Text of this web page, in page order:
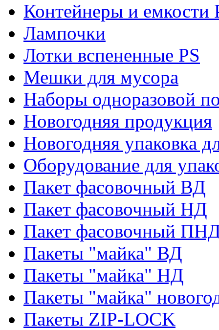
Контейнеры и емкости
Лампочки
Лотки вспененные PS
Мешки для мусора
Наборы одноразовой
Новогодняя продукция
Новогодняя упаковка
Оборудование для
Пакет фасовочный ВД
Пакет фасовочный НД
Пакет фасовочный
Пакеты "майка" ВД
Пакеты "майка" НД
Пакеты "майка"
Пакеты ZIP-LOCK